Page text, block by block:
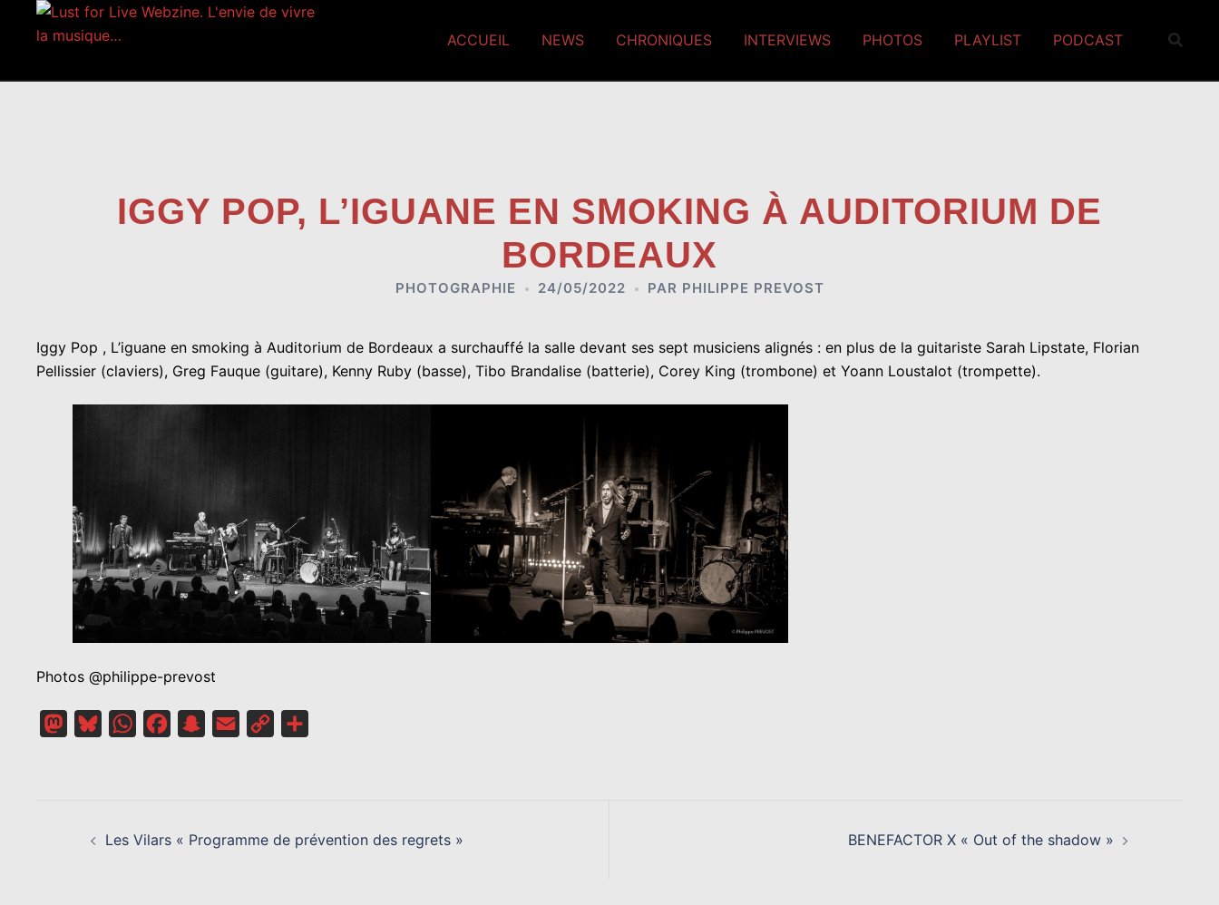
ACCUEIL NEWS CHRONIQUES INTERVIEWS PHOTOS PLAYLIST PODCAST
IGGY POP, L’IGUANE EN SMOKING À AUDITORIUM DE
BORDEAUX
PHOTOGRAPHIE 24/05/2022 PAR PHILIPPE PREVOST
Iggy Pop , L’iguane en smoking à Auditorium de Bordeaux a surchauffé la salle devant ses sept musiciens alignés : en plus de la guitariste Sarah Lipstate, Florian
Pellissier (claviers), Greg Fauque (guitare), Kenny Ruby (basse), Tibo Brandalise (batterie), Corey King (trombone) et Yoann Loustalot (trompette).
Photos @philippe-prevost
MastodonBlueskyWhatsAppFacebookSnapchat
Email
Copy
D’ARTICLE
Les Vilars « Programme de prévention des regrets » BENEFACTOR X « Out of the shadow »